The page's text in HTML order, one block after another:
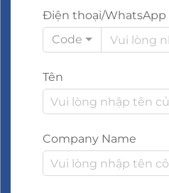
Điện thoại/WhatsApp
Code
Tên
Company Name